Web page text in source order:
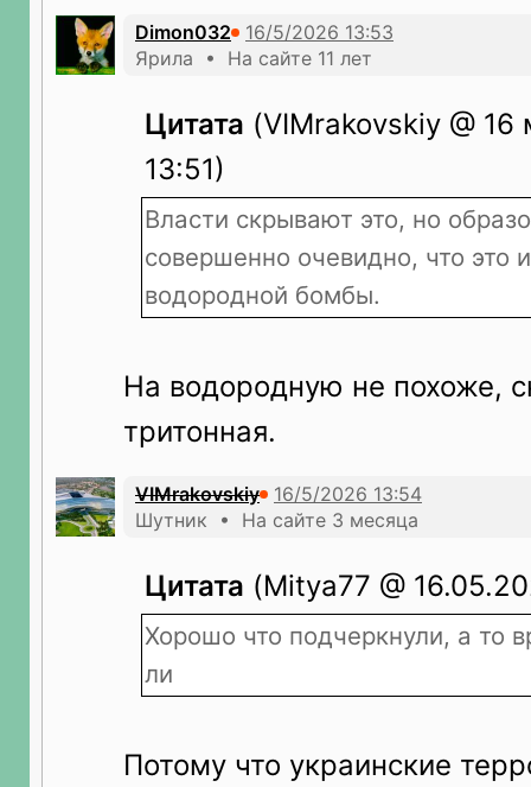
Dimon032
Ярила • На сайте 11 лет
Цитата (VIMrakovskiy @
13:51)
Власти скрывают это, но
совершенно очевидно, что это
водородной бомбы.
На водородную не похоже,
тритонная.
VIMrakovskiy
Шутник • На сайте 3 месяца
Цитата (Mitya77 @
Хорошо что подчеркнули, а то
ли
Потому что украинские